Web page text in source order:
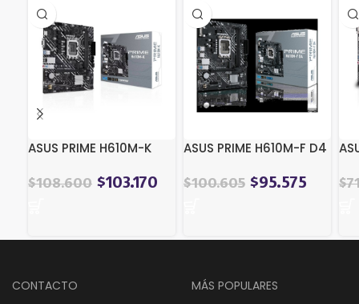
ASUS PRIME H610M-K
$108.600 $103.170
ASUS PRIME H610M-F D4
$100.605 $95.575 $
CONTACTO
MÁS POPULARES